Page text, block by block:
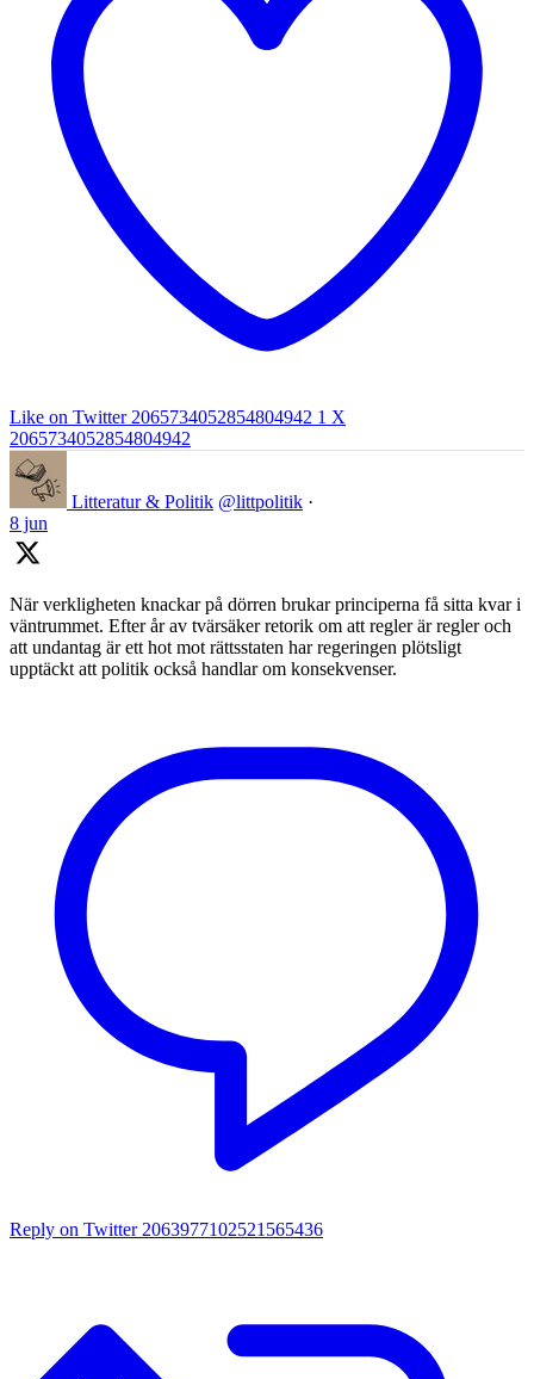
Like on Twitter 2065734052854804942 1 X
2065734052854804942
Litteratur & Politik @littpolitik ·
8 jun
När verkligheten knackar på dörren brukar principerna få sitta kvar i
väntrummet. Efter år av tvärsäker retorik om att regler är regler och
att undantag är ett hot mot rättsstaten har regeringen plötsligt
upptäckt att politik också handlar om konsekvenser.
Reply on Twitter 2063977102521565436